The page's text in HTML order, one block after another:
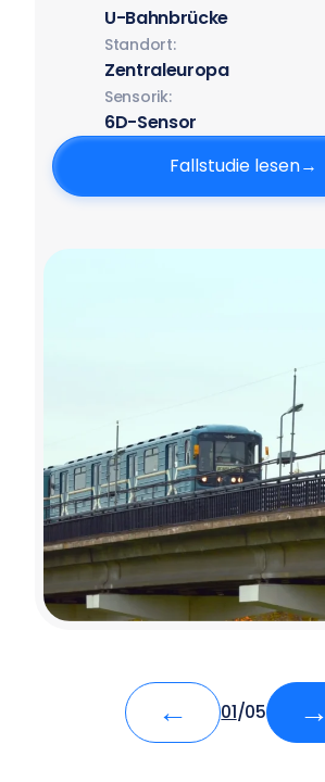
U-Bahnbrücke
Standort:
Zentraleuropa
Sensorik:
6D-Sensor
Fallstudie lesen→
← 01/05 →